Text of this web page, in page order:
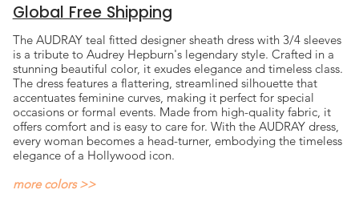
Global Free Shipping
The AUDRAY teal fitted designer sheath dress with 3/4 sleeves
is a tribute to Audrey Hepburn's legendary style. Crafted in a
stunning beautiful color, it exudes elegance and timeless class.
The dress features a flattering, streamlined silhouette that
accentuates feminine curves, making it perfect for special
occasions or formal events. Made from high-quality fabric, it
offers comfort and is easy to care for. With the AUDRAY dress,
every woman becomes a head-turner, embodying the timeless
elegance of a Hollywood icon.
more colors >>